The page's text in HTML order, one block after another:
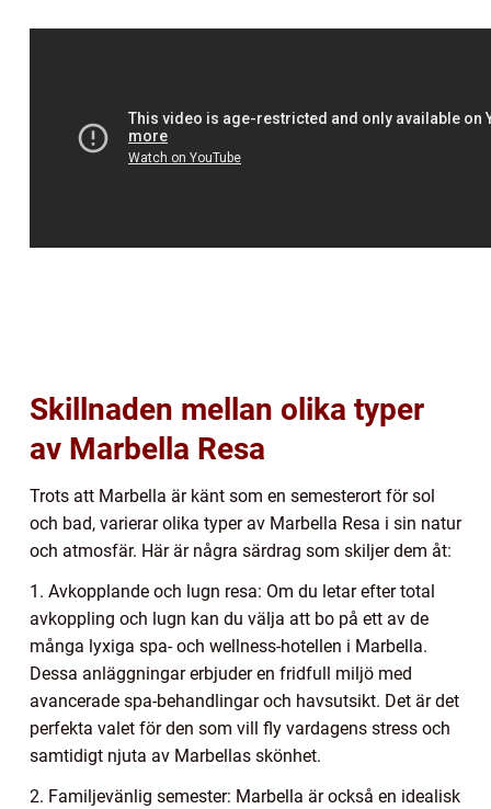
Skillnaden mellan olika typer
av Marbella Resa
Trots att Marbella är känt som en semesterort för sol
och bad, varierar olika typer av Marbella Resa i sin natur
och atmosfär. Här är några särdrag som skiljer dem åt:
1. Avkopplande och lugn resa: Om du letar efter total
avkoppling och lugn kan du välja att bo på ett av de
många lyxiga spa- och wellness-hotellen i Marbella.
Dessa anläggningar erbjuder en fridfull miljö med
avancerade spa-behandlingar och havsutsikt. Det är det
perfekta valet för den som vill fly vardagens stress och
samtidigt njuta av Marbellas skönhet.
2. Familjevänlig semester: Marbella är också en idealisk